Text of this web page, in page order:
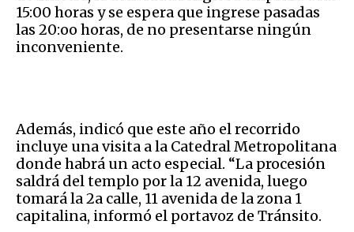
15:00 horas y se espera que ingrese pasadas
las 20:oo horas, de no presentarse ningún
inconveniente.
Además, indicó que este año el recorrido
incluye una visita a la Catedral Metropolitana
donde habrá un acto especial. “La procesión
saldrá del templo por la 12 avenida, luego
tomará la 2a calle, 11 avenida de la zona 1
capitalina, informó el portavoz de Tránsito.